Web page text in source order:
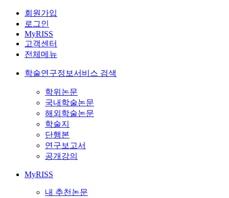
회원가입
로그인
MyRISS
고객센터
전체메뉴
학술연구정보서비스 검색
학위논문
국내학술논문
해외학술논문
학술지
단행본
연구보고서
공개강의
MyRISS
내 추천논문